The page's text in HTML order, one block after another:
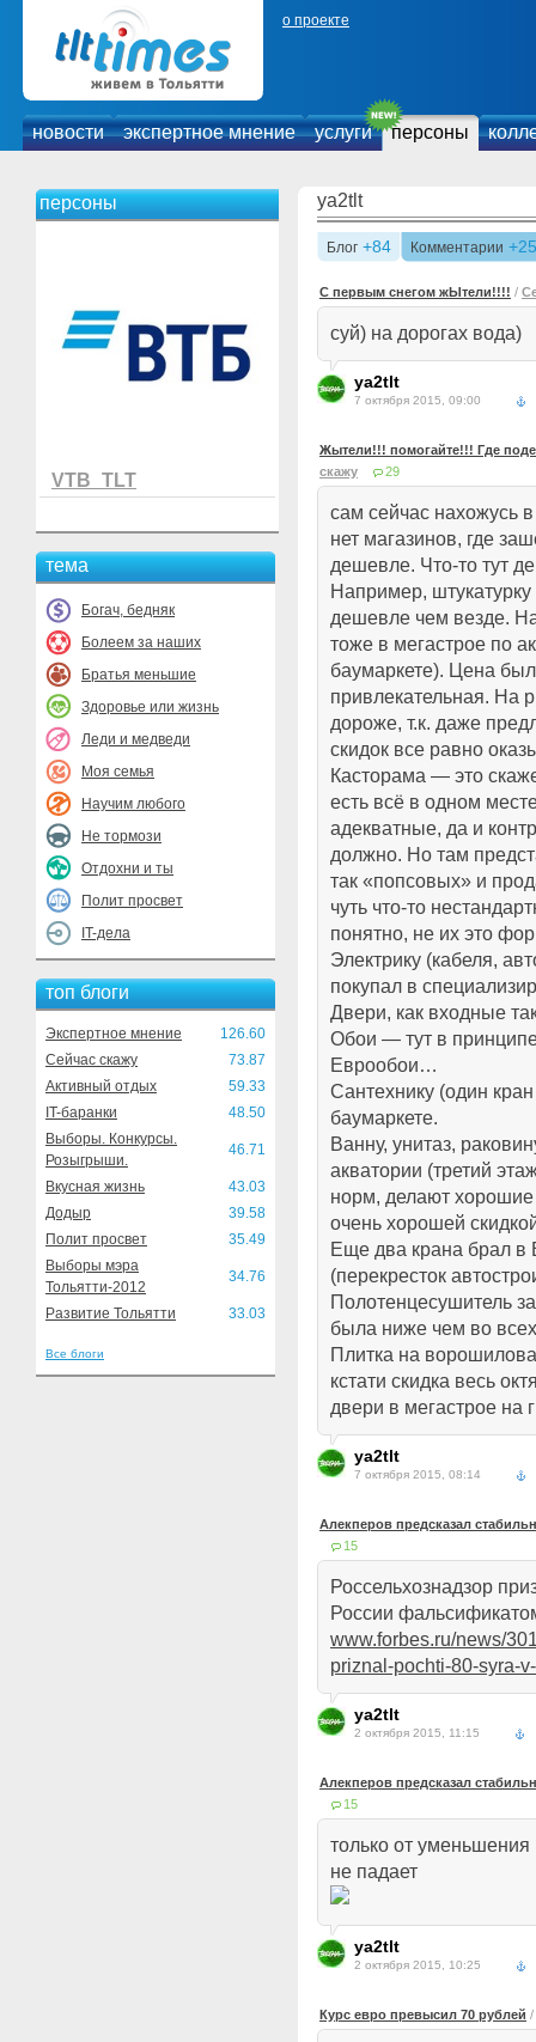
о проекте
новости экспертное мнение услуги персоны
персоны
VTB_TLT
тема
Богач, бедняк
Болеем за наших
Братья меньшие
Здоровье или жизнь
Леди и медведи
Моя семья
Научим любого
Не тормози
Отдохни и ты
Полит просвет
IT-дела
топ блоги
Экспертное мнение
126.60
Сейчас скажу
73.87
Активный отдых
59.33
IT-баранки
48.50
Выборы. Конкурсы.
Розыгрыши.
46.71
Вкусная жизнь
43.03
Додыр
39.58
Полит просвет
35.49
Выборы мэра
Тольятти-2012
34.76
Развитие Тольятти 33.03
Все блоги
ya2tlt
Блог +84 Комментарии
С первым снегом жЫтели!!!! /
суй) на дорогах вода)
ya2tlt
7 октября 2015, 09:00
Жытели!!! помогайте!!! Где
скажу
29
сам сейчас нахожусь
нет магазинов, где
дешевле. Что-то тут
Например,
дешевле чем везде.
тоже в мегастрое по
баумаркете). Цена
привлекательная. На
дороже, т.к. даже
скидок все равно
Касторама — это
есть всё в одном
адекватные, да и
должно. Но там
так «попсовых» и
чуть что-то
понятно, не их это
Электрику (кабеля,
покупал в
Двери, как входные
Обои — тут в
Еврообои…
Сантехнику (один
баумаркете.
Ванну, унитаз,
акватории (третий
норм, делают
очень хорошей
Еще два крана брал в
(перекресток
Полотенцесушитель
была ниже чем во
Плитка на
кстати скидка весь
двери в мегастрое на
ya2tlt
7 октября 2015, 08:14
Алекперов предсказал
15
Россельхознадзор
России
www.forbes.ru/news/
priznal-pochti-80-syra-
ya2tlt
2 октября 2015, 11:15
Алекперов предсказал
15
только от
не падает
ya2tlt
2 октября 2015, 10:25
Курс евро превысил 70 рублей /